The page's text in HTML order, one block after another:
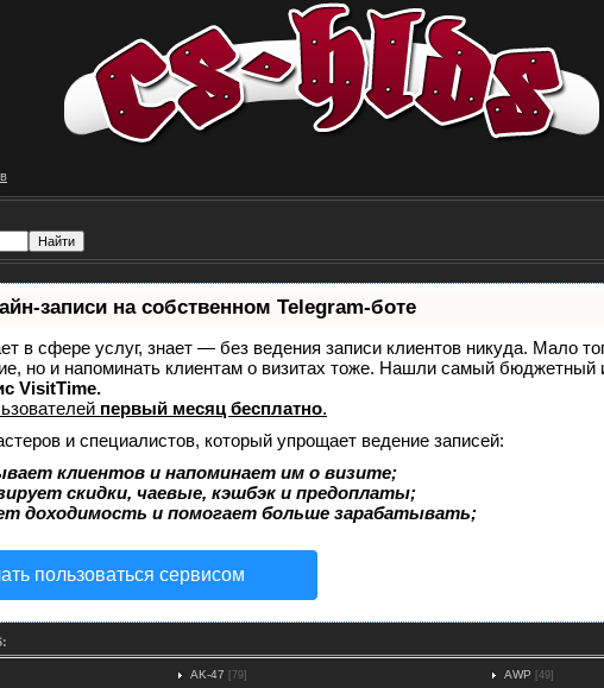
записи на собственном Telegram-боте
в сфере услуг, знает — без ведения записи клиентов никуда. Мало
но и напоминать клиентам о визитах тоже. Нашли самый бюджетный
VisitTime.
первый месяц бесплатно.
и специалистов, который упрощает ведение записей:
клиентов и напоминает им о визите;
скидки, чаевые, кэшбэк и предоплаты;
доходимость и помогает больше зарабатывать;
пользоваться сервисом
AK-47 [79] AWP [49]